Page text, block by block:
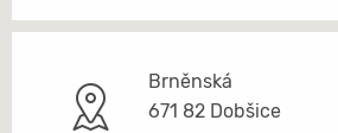
Brněnská
671 82 Dobšice